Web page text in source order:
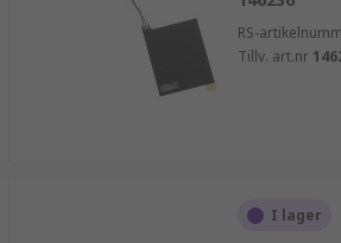
RS-
Tillv. art.nr
I lager